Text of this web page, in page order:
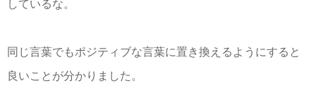
しているな。
同じ言葉でもポジティブな言葉に置き換えるようにすると
良いことが分かりました。